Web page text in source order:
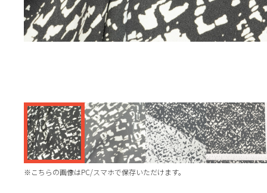
※こちらの画像はPC/スマホで保存いただけます。